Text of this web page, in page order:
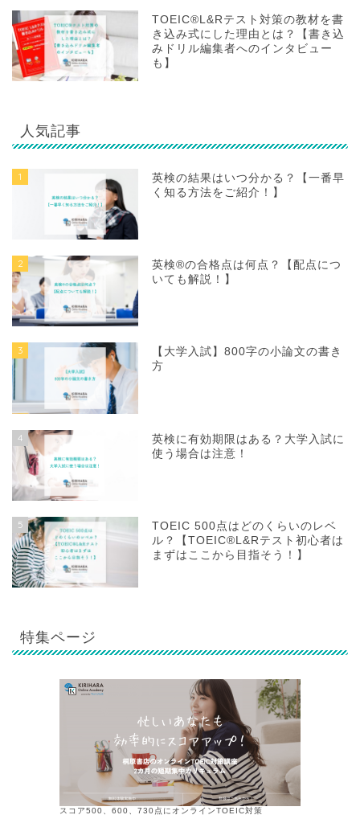
TOEIC®L&Rテスト対策の教材を書
き込み式にした理由とは？【書き込
みドリル編集者へのインタビュー
も】
人気記事
1
英検の結果はいつ分かる？【一番早
く知る方法をご紹介！】
2
英検®の合格点は何点？【配点につ
いても解説！】
3
【大学入試】800字の小論文の書き
方
4
英検に有効期限はある？大学入試に
使う場合は注意！
5
TOEIC 500点はどのくらいのレベ
ル？【TOEIC®L&Rテスト初心者は
まずはここから目指そう！】
特集ページ
スコア500、600、730点にオンラインTOEIC対策